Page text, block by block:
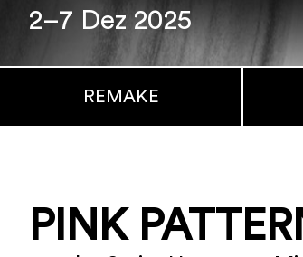
2–7 Dez 2025
REMAKE
PINK